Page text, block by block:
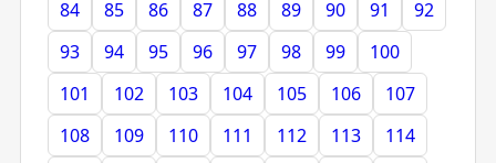
84
85 86 87 88 89 90 91
92
93
94 95 96 97 98 99
100
101
102 103 104 105 106
107
108
109 110 111 112 113
114